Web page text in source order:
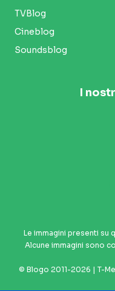
TVBlog
Cineblog
Soundsblog
I
Le immagini presenti su
Alcune immagini sono
© Blogo 2011-2026 | T-